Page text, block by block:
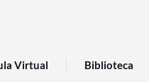
Virtual Biblioteca